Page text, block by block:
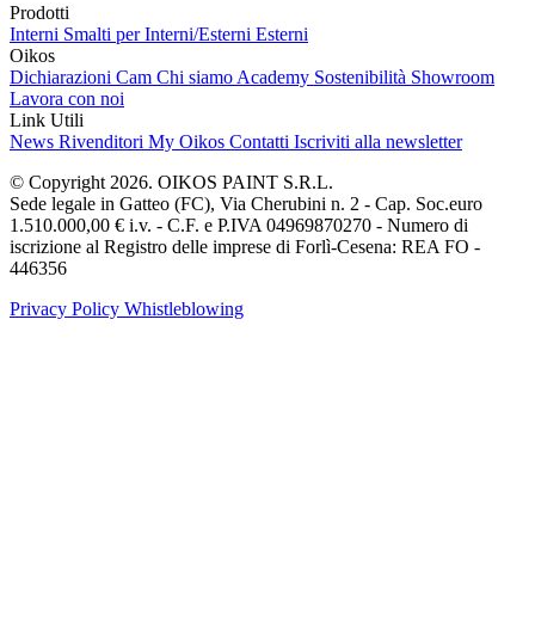
Prodotti
Interni Smalti per Interni/Esterni Esterni
Oikos
Dichiarazioni Cam Chi siamo Academy Sostenibilità Showroom
Lavora con noi
Link Utili
News Rivenditori My Oikos Contatti Iscriviti alla newsletter
© Copyright 2026. OIKOS PAINT S.R.L.
Sede legale in Gatteo (FC), Via Cherubini n. 2 - Cap. Soc.euro
1.510.000,00 € i.v. - C.F. e P.IVA 04969870270 - Numero di
iscrizione al Registro delle imprese di Forlì-Cesena: REA FO -
446356
Privacy Policy Whistleblowing